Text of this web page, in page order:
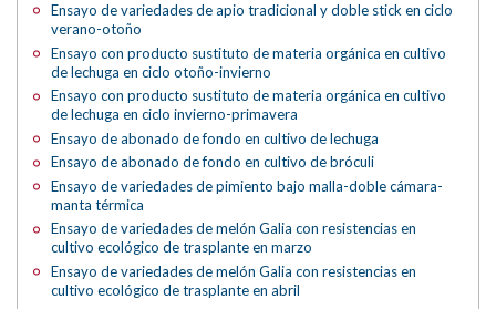
Ensayo de variedades de apio tradicional y doble stick en ciclo
verano-otoño
Ensayo con producto sustituto de materia orgánica en cultivo
de lechuga en ciclo otoño-invierno
Ensayo con producto sustituto de materia orgánica en cultivo
de lechuga en ciclo invierno-primavera
Ensayo de abonado de fondo en cultivo de lechuga
Ensayo de abonado de fondo en cultivo de bróculi
Ensayo de variedades de pimiento bajo malla-doble cámara-
manta térmica
Ensayo de variedades de melón Galia con resistencias en
cultivo ecológico de trasplante en marzo
Ensayo de variedades de melón Galia con resistencias en
cultivo ecológico de trasplante en abril